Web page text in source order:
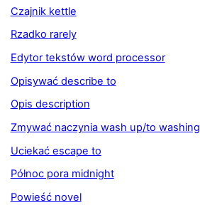
Czajnik kettle
Rzadko rarely
Edytor tekstów word processor
Opisywać describe to
Opis description
Zmywać naczynia wash up/to washing
Uciekać escape to
Północ pora midnight
Powieść novel